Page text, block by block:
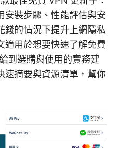
安裝步驟、性能評估與安
錢的情況下提升上網隱私
適用於想要快速了解免費
到選購與使用的實務建
速摘要與資源清單，幫你